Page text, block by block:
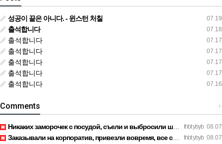
07.19
성공이 끝은 아니다. - 윈스턴 처칠
07.18
출석합니다
07.17
출석합니다
07.17
출석합니다
07.17
출석합니다
07.17
출석합니다
07.16
출석합니다
+
Comments
thbt ybyb 08.07
Никаких заморочек с посудой, съели и выбросили шпажки. https…
thbt ybyb 08.07
Заказывали на корпоратив, привезли вовремя, все свежее. http…